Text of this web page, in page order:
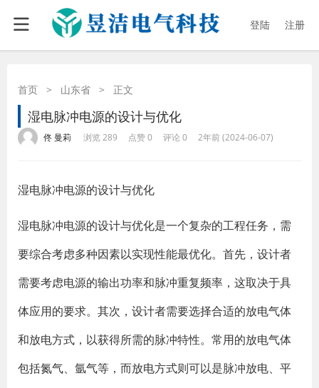
登陆 注册
首页 > 山东省 > 正文
湿电脉冲电源的设计与优化
佟 曼莉 浏览 289 点赞 0 评论 0 2年前 (2024-06-07)
湿电脉冲电源的设计与优化
湿电脉冲电源的设计与优化是一个复杂的工程任务，需
要综合考虑多种因素以实现性能最优化。首先，设计者
需要考虑电源的输出功率和脉冲重复频率，这取决于具
体应用的要求。其次，设计者需要选择合适的放电气体
和放电方式，以获得所需的脉冲特性。常用的放电气体
包括氮气、氩气等，而放电方式则可以是脉冲放电、平